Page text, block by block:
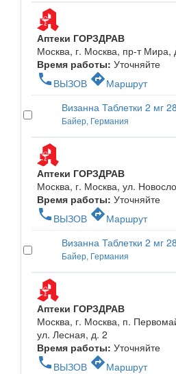
Аптеки ГОРЗДРАВ
Москва, г. Москва, пр-т Мира,
Время работы: Уточняйте
phone ВЫЗОВ directionsМаршрут
Визанна Таблетки 2 мг
Байер, Германия
Аптеки ГОРЗДРАВ
Москва, г. Москва, ул.
Время работы: Уточняйте
phone ВЫЗОВ directionsМаршрут
Визанна Таблетки 2 мг
Байер, Германия
Аптеки ГОРЗДРАВ
Москва, г. Москва, п.
ул. Лесная, д. 2
Время работы: Уточняйте
phone ВЫЗОВ directionsМаршрут